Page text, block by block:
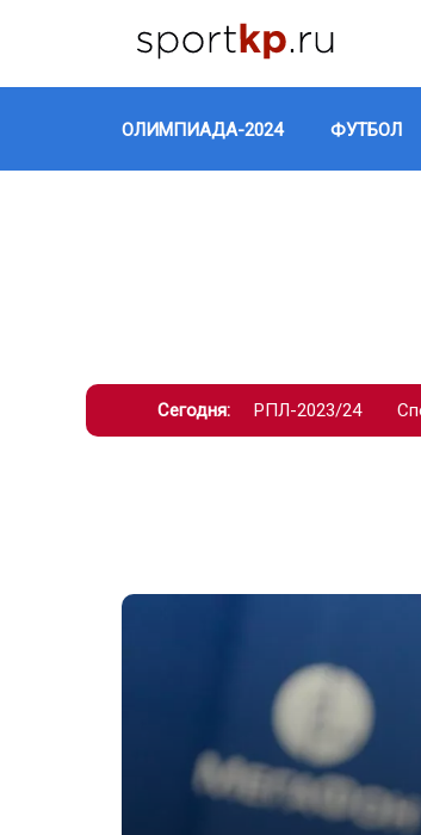
ОЛИМПИАДА-2024 ФУТБОЛ
Сегодня: РПЛ-2023/24